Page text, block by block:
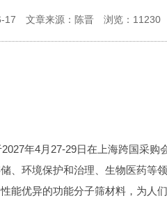
17 文章来源：陈晋 浏览： 11230
年4月27-29日在上海跨国采
环境保护和治理、生物医药等
能优异的功能分子筛材料，为人